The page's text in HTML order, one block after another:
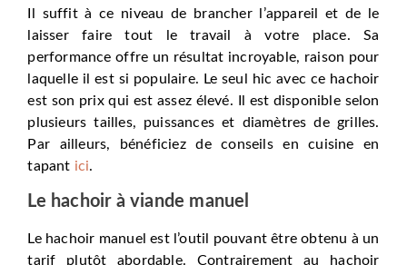
Il suffit à ce niveau de brancher l’appareil et de le
laisser faire tout le travail à votre place. Sa
performance offre un résultat incroyable, raison pour
laquelle il est si populaire. Le seul hic avec ce hachoir
est son prix qui est assez élevé. Il est disponible selon
plusieurs tailles, puissances et diamètres de grilles.
Par ailleurs, bénéficiez de conseils en cuisine en
tapant ici.
Le hachoir à viande manuel
Le hachoir manuel est l’outil pouvant être obtenu à un
tarif plutôt abordable. Contrairement au hachoir